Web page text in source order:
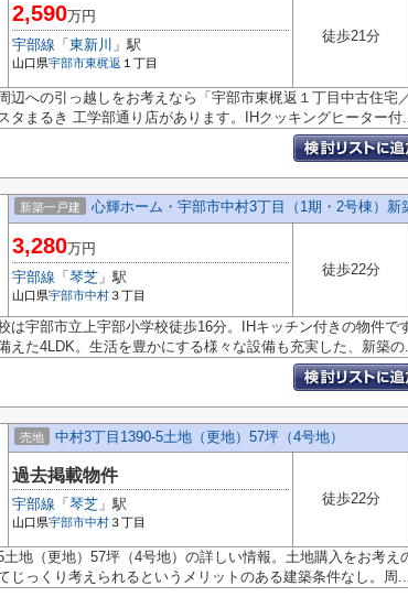
2,590万円
宇部線 「 東新川 」駅
山口県宇部市東梶返 １丁目
徒歩21分
辺への引っ越しをお考えなら「宇部市東梶返１丁目中古住宅
タまるき 工学部通り店があります。IHクッキングヒーター付
新築一戸建 心輝ホーム・宇部市中村3丁目（1期・2号棟）新
3,280万円
宇部線 「 琴芝 」駅
山口県宇部市中村３丁目
徒歩22分
は宇部市立上宇部小学校徒歩16分。IHキッチン付きの物件で
えた4LDK。生活を豊かにする様々な設備も充実した、新築の
売地 中村3丁目1390-5土地（更地）57坪（4号地）
過去掲載物件
宇部線 「 琴芝 」駅
山口県宇部市中村３丁目
徒歩22分
土地（更地）57坪（4号地）の詳しい情報。土地購入をお考
じっくり考えられるというメリットのある建築条件なし。周